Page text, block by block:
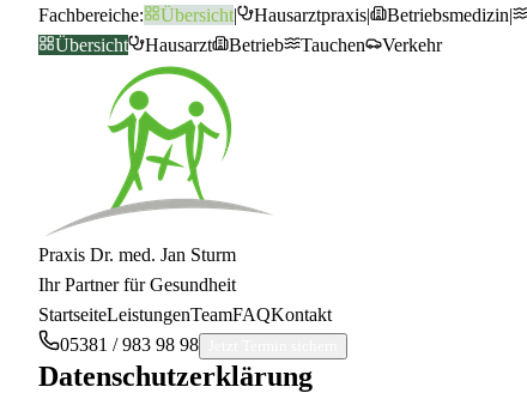
Fachbereiche: Übersicht| Hausarztpraxis| Betriebsmedizin|
Übersicht
Hausarzt Betrieb Tauchen Verkehr
Praxis Dr. med. Jan Sturm
Ihr Partner für Gesundheit
StartseiteLeistungenTeamFAQKontakt
05381 / 983 98 98
Datenschutzerklärung